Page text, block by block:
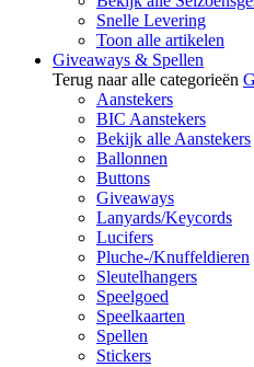
Snelle Levering
Toon alle artikelen
Giveaways & Spellen
Terug naar alle categorieën
Aanstekers
BIC Aanstekers
Bekijk alle Aanstekers
Ballonnen
Buttons
Giveaways
Lanyards/Keycords
Lucifers
Pluche-/Knuffeldieren
Sleutelhangers
Speelgoed
Speelkaarten
Spellen
Stickers